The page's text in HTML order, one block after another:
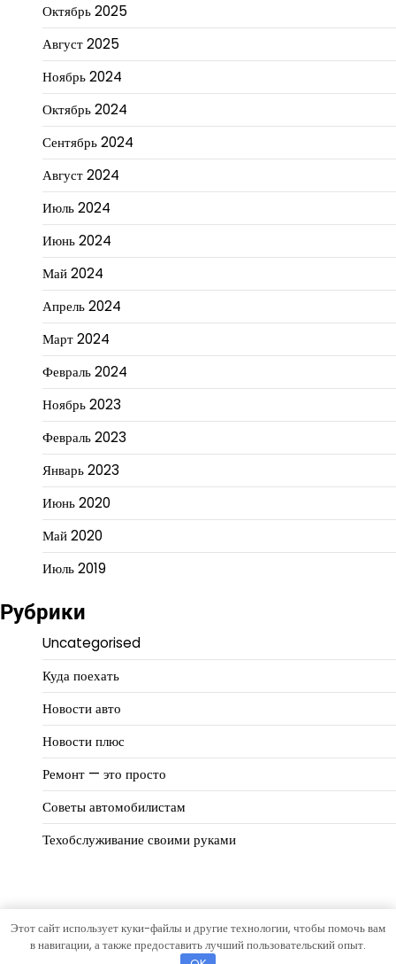
Октябрь 2025
Август 2025
Ноябрь 2024
Октябрь 2024
Сентябрь 2024
Август 2024
Июль 2024
Июнь 2024
Май 2024
Апрель 2024
Март 2024
Февраль 2024
Ноябрь 2023
Февраль 2023
Январь 2023
Июнь 2020
Май 2020
Июль 2019
Рубрики
Uncategorised
Куда поехать
Новости авто
Новости плюс
Ремонт — это просто
Советы автомобилистам
Техобслуживание своими руками
Copyright © 2026АвтомирТема Eternal News отArtify
Этот сайт использует куки-файлы и другие технологии, чтобы помочь вам
в навигации, а также предоставить лучший пользовательский опыт.